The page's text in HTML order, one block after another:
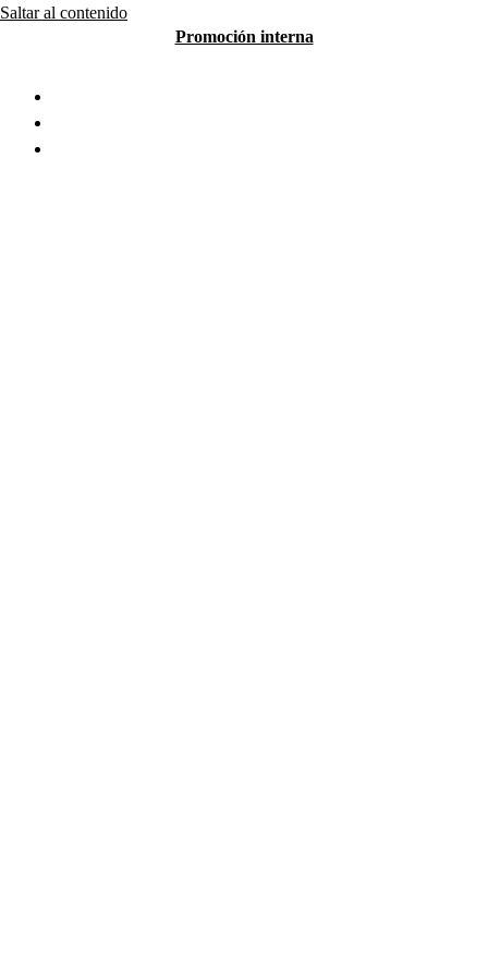
Saltar al contenido
Promoción interna